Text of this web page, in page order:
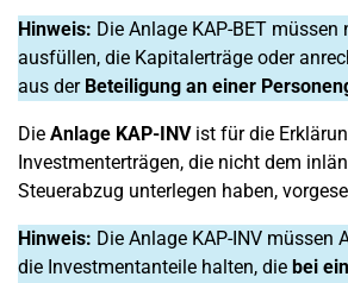
Hinweis: Die Anlage KAP-BET müssen
ausfüllen, die Kapitalerträge oder
aus der Beteiligung an einer
Die Anlage KAP-INVist für die
Investmenterträgen, die nicht dem
Steuerabzug unterlegen haben,
Hinweis: Die Anlage KAP-INV müssen
die Investmentanteile halten, die bei